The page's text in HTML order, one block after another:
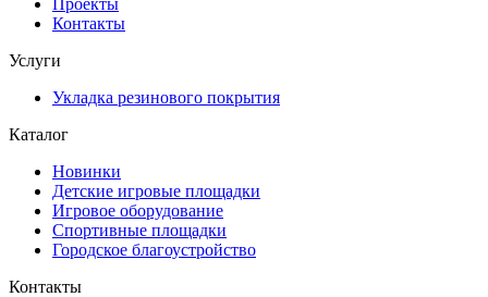
Контакты
Услуги
Укладка резинового покрытия
Каталог
Новинки
Детские игровые площадки
Игровое оборудование
Спортивные площадки
Городское благоустройство
Контакты